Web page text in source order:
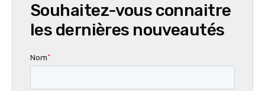
Souhaitez-vous connaitre
les dernières nouveautés